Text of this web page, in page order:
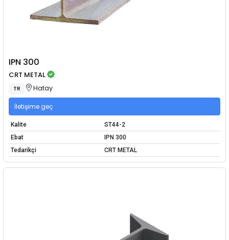
IPN 300
CRT METAL
TR Hatay
İletişime geç
Kalite
ST44-2
Ebat
IPN 300
Tedarikçi
CRT METAL